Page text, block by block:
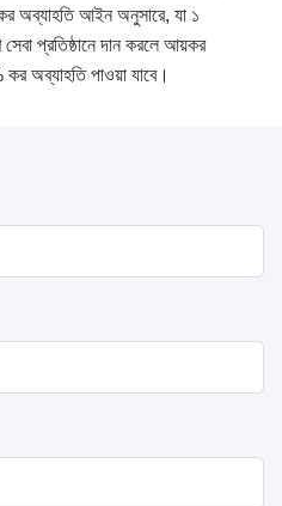
অব্যাহতি আইন অনুসারে, যা ১
প্রতিষ্ঠানে দান করলে আয়কর
অব্যাহতি পাওয়া যাবে।